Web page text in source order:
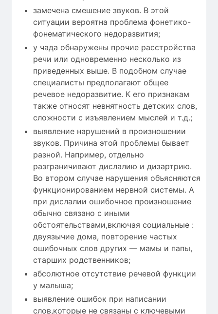
замечена смешение звуков. В этой
ситуации вероятна проблема фонетико-
фонематического недоразвития;
у чада обнаружены прочие расстройства
речи или одновременно несколько из
приведенных выше. В подобном случае
специалисты предполагают общее
речевое недоразвитие. К его признакам
также относят невнятность детских слов,
сложности с изъявлением мыслей и т.д.;
выявление нарушений в произношении
звуков. Причина этой проблемы бывает
разной. Например, отдельно
разграничивают дислалию и дизартрию.
Во втором случае нарушения объясняются
функционированием нервной системы. А
при дислалии ошибочное произношение
обычно связано с иными
обстоятельствами,включая социальные :
двуязычие дома, повторение частых
ошибочных слов других — мамы и папы,
старших родственников;
абсолютное отсутствие речевой функции
у малыша;
выявление ошибок при написании
слов,которые не связаны с ключевыми